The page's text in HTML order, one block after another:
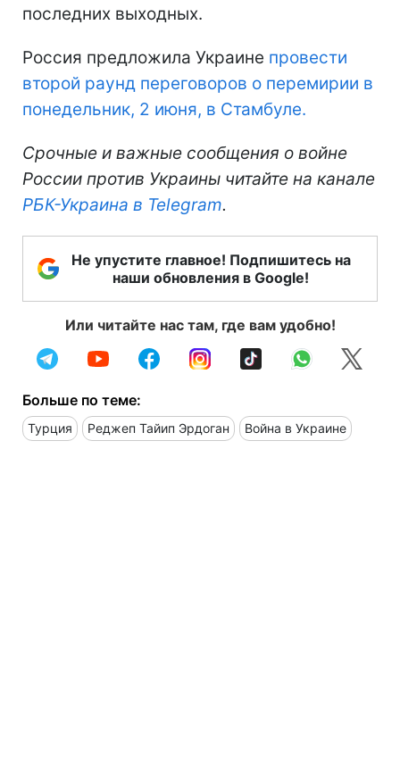
последних выходных.
Россия предложила Украине провести
второй раунд переговоров о перемирии в
понедельник, 2 июня, в Стамбуле.
Срочные и важные сообщения о войне
России против Украины читайте на канале
РБК-Украина в Telegram.
Не упустите главное! Подпишитесь на
наши обновления в Google!
Или читайте нас там, где вам удобно!
Больше по теме:
Турция Реджеп Тайип Эрдоган Война в Украине